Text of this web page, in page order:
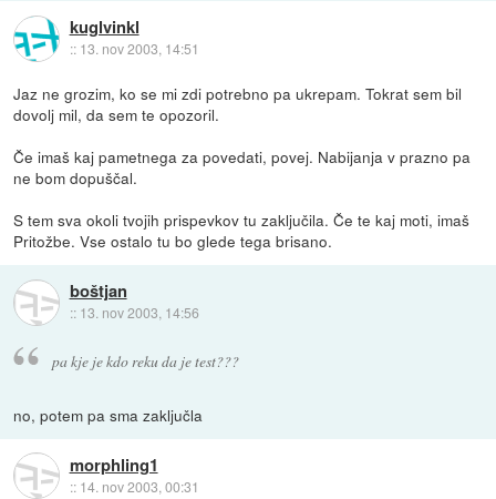
kuglvinkl
:: 13. nov 2003, 14:51
Jaz ne grozim, ko se mi zdi potrebno pa ukrepam. Tokrat sem bil
dovolj mil, da sem te opozoril.
Če imaš kaj pametnega za povedati, povej. Nabijanja v prazno pa
ne bom dopuščal.
S tem sva okoli tvojih prispevkov tu zaključila. Če te kaj moti, imaš
Pritožbe. Vse ostalo tu bo glede tega brisano.
boštjan
:: 13. nov 2003, 14:56
pa kje je kdo reku da je test???
no, potem pa sma zaključla
morphling1
:: 14. nov 2003, 00:31